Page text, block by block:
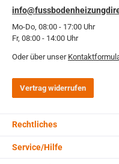
Mo-Do, 08:00 - 17:00 Uhr
Fr, 08:00 - 14:00 Uhr
Oder über unser
Vertrag widerrufen
Rechtliches
Service/Hilfe